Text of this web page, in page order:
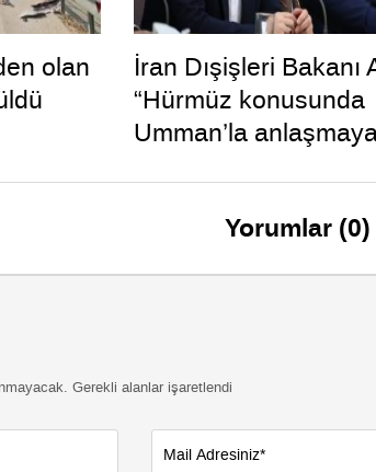
olan
İran Dışişleri Bakanı
“Hürmüz konusunda
Umman’la
Yorumlar (0)
Gerekli alanlar işaretlendi